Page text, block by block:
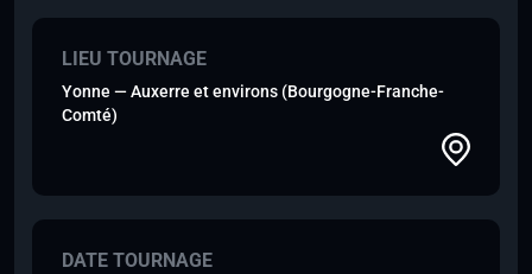
LIEU TOURNAGE
Yonne — Auxerre et environs (Bourgogne-Franche-
Comté)
DATE TOURNAGE